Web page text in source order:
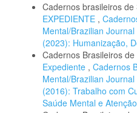
Cadernos brasileiros
EXPEDIENTE ,
Mental/Brazilian
(2023): Humanização,
Cadernos Brasileiros
Expediente , Cadernos
Mental/Brazilian
(2016): Trabalho com
Saúde Mental e